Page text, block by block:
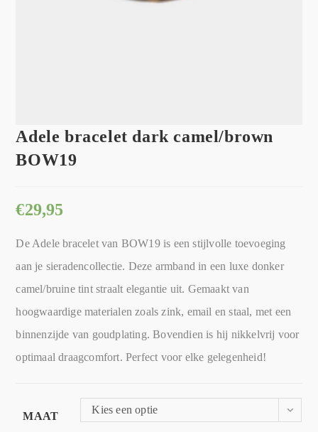
Adele bracelet dark camel/brown
BOW19
€29,95
De Adele bracelet van BOW19 is een stijlvolle toevoeging
aan je sieradencollectie. Deze armband in een luxe donker
camel/bruine tint straalt elegantie uit. Gemaakt van
hoogwaardige materialen zoals zink, email en staal, met een
binnenzijde van goudplating. Bovendien is hij nikkelvrij voor
optimaal draagcomfort. Perfect voor elke gelegenheid!
MAAT
Kies een optie